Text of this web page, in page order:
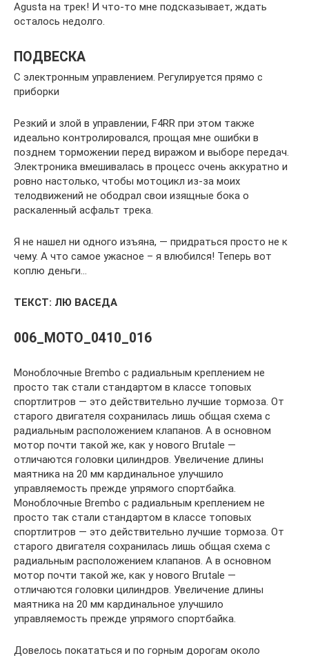
Agusta на трек! И что-то мне подсказывает, ждать
осталось недолго.
ПОДВЕСКА
С электронным управлением. Регулируется прямо с
приборки
Резкий и злой в управлении, F4RR при этом также
идеально контролировался, прощая мне ошибки в
позднем торможении перед виражом и выборе передач.
Электроника вмешивалась в процесс очень аккуратно и
ровно настолько, чтобы мотоцикл из-за моих
телодвижений не ободрал свои изящные бока о
раскаленный асфальт трека.
Я не нашел ни одного изъяна, — придраться просто не к
чему. А что самое ужасное – я влюбился! Теперь вот
коплю деньги…
ТЕКСТ: ЛЮ ВАСЕДА
006_MOTO_0410_016
Моноблочные Brembo с радиальным креплением не
просто так стали стандартом в классе топовых
спортлитров — это действительно лучшие тормоза. От
старого двигателя сохранилась лишь общая схема с
радиальным расположением клапанов. А в основном
мотор почти такой же, как у нового Brutale —
отличаются головки цилиндров. Увеличение длины
маятника на 20 мм кардинальное улучшило
управляемость прежде упрямого спортбайка.
Моноблочные Brembo с радиальным креплением не
просто так стали стандартом в классе топовых
спортлитров — это действительно лучшие тормоза. От
старого двигателя сохранилась лишь общая схема с
радиальным расположением клапанов. А в основном
мотор почти такой же, как у нового Brutale —
отличаются головки цилиндров. Увеличение длины
маятника на 20 мм кардинальное улучшило
управляемость прежде упрямого спортбайка.
Довелось покататься и по горным дорогам около